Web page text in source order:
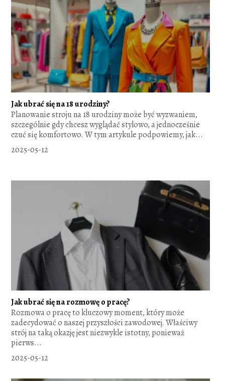
Jak ubrać się na 18 urodziny?
Planowanie stroju na 18 urodziny może być wyzwaniem,
szczególnie gdy chcesz wyglądać stylowo, a jednocześnie
czuć się komfortowo. W tym artykule podpowiemy, jak...
2025-05-12
Jak ubrać się na rozmowę o pracę?
Rozmowa o pracę to kluczowy moment, który może
zadecydować o naszej przyszłości zawodowej. Właściwy
strój na taką okazję jest niezwykle istotny, ponieważ
pierws...
2025-05-12